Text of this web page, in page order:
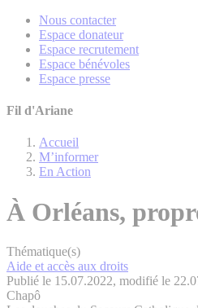
Nous contacter
Espace donateur
Espace recrutement
Espace bénévoles
Espace presse
Fil d'Ariane
Accueil
M’informer
En Action
À Orléans,
Thématique(s)
Aide et accès aux droits
Publié le 15.07.2022, modifié le
Chapô